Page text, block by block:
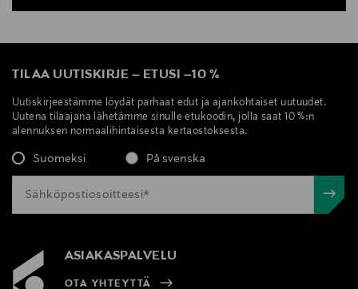
TILAA UUTISKIRJE – ETUSI –10 %
Uutiskirjeestämme löydät parhaat edut ja ajankohtaiset uutuudet.
Uutena tilaajana lähetämme sinulle etukoodin, jolla saat 10 %:n
alennuksen normaalihintaisesta kertaostoksesta.
Suomeksi På svenska
ASIAKASPALVELU
OTA YHTEYTTÄ